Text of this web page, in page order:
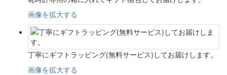
画像を拡大する
丁寧にギフトラッピング(無料サービス)してお届けします。
画像を拡大する